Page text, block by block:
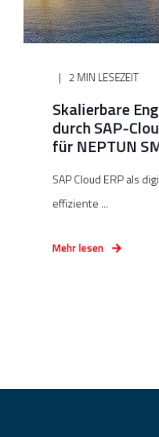
2 MIN LESEZEIT
Skalierbare
durch SAP-
für NEPTUN
SAP Cloud ERP als
effiziente ...
Mehr lesen